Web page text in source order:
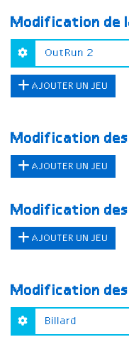
Modification de
AJOUTER UN JEU
Modification
AJOUTER UN JEU
Modification
AJOUTER UN JEU
Modification